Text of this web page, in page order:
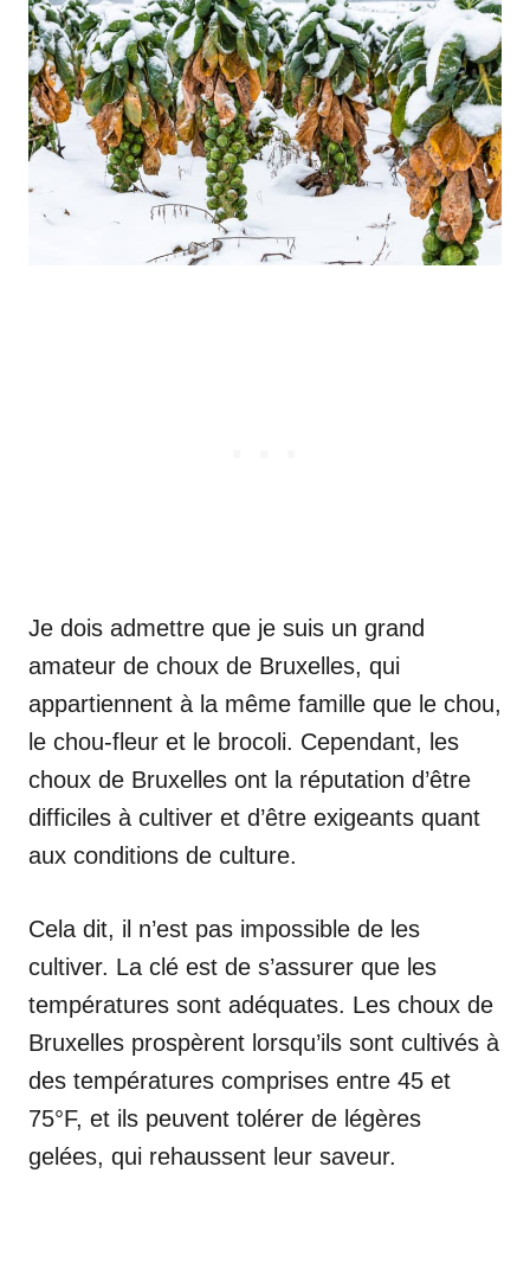
Je dois admettre que je suis un grand
amateur de choux de Bruxelles, qui
appartiennent à la même famille que le chou,
le chou-fleur et le brocoli. Cependant, les
choux de Bruxelles ont la réputation d’être
difficiles à cultiver et d’être exigeants quant
aux conditions de culture.
Cela dit, il n’est pas impossible de les
cultiver. La clé est de s’assurer que les
températures sont adéquates. Les choux de
Bruxelles prospèrent lorsqu’ils sont cultivés à
des températures comprises entre 45 et
75°F, et ils peuvent tolérer de légères
gelées, qui rehaussent leur saveur.